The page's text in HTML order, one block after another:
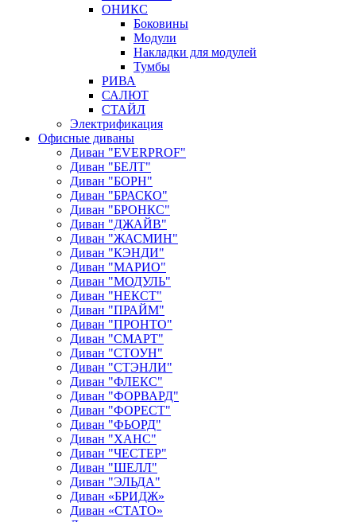
ОНИКС
Боковины
Модули
Накладки для модулей
Тумбы
РИВА
САЛЮТ
СТАЙЛ
Электрификация
Офисные диваны
Диван "EVERPROF"
Диван "БЕЛТ"
Диван "БОРН"
Диван "БРАСКО"
Диван "БРОНКС"
Диван "ДЖАЙВ"
Диван "ЖАСМИН"
Диван "КЭНДИ"
Диван "МАРИО"
Диван "МОДУЛЬ"
Диван "НЕКСТ"
Диван "ПРАЙМ"
Диван "ПРОНТО"
Диван "СМАРТ"
Диван "СТОУН"
Диван "СТЭНЛИ"
Диван "ФЛЕКС"
Диван "ФОРВАРД"
Диван "ФОРЕСТ"
Диван "ФЬОРД"
Диван "ХАНС"
Диван "ЧЕСТЕР"
Диван "ШЕЛЛ"
Диван "ЭЛЬДА"
Диван «БРИДЖ»
Диван «СТАТО»